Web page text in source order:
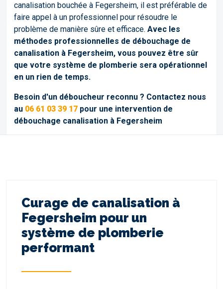
canalisation bouchée à Fegersheim, il est préférable de
faire appel à un professionnel pour résoudre le
problème de manière sûre et efficace. Avec les
méthodes professionnelles de débouchage de
canalisation à Fegersheim, vous pouvez être sûr
que votre système de plomberie sera opérationnel
en un rien de temps.
Besoin d'un déboucheur reconnu ? Contactez nous
au 06 61 03 39 17 pour une intervention de
débouchage canalisation à Fegersheim
Curage de canalisation à
Fegersheim pour un
système de plomberie
performant